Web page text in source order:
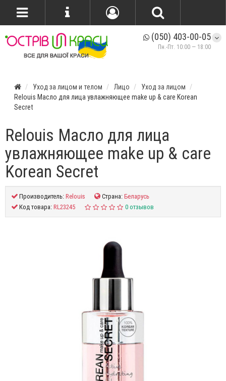
(050) 403-00-05
Пн.-Пт. 10:00 — 18:00
Уход за лицом и телом Лицо
Уход за лицом
Relouis Масло для лица увлажняющее make up & care Korean
Secret
Relouis Масло для лица
увлажняющее make up & care
Korean Secret
Производитель:Relouis Страна:Беларусь
Код товара:RL23245 0 отзывов